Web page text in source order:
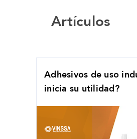
Artículos
Adhesivos de uso
inicia su utilidad?